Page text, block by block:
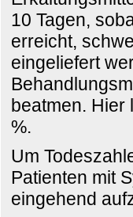
10 Tagen,
erreicht,
eingeliefert
beatmen. Hier
%.
Um
Patienten mit
eingehend